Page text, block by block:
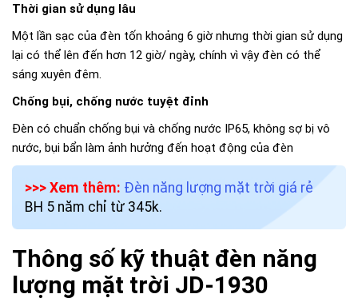
Thời gian sử dụng lâu
Một lần sạc của đèn tốn khoảng 6 giờ nhưng thời gian sử dụng
lại có thể lên đến hơn 12 giờ/ ngày, chính vì vậy đèn có thể
sáng xuyên đêm.
Chống bụi, chống nước tuyệt đỉnh
Đèn có chuẩn chống bụi và chống nước IP65, không sợ bị vô
nước, bụi bẩn làm ảnh hưởng đến hoạt động của đèn
>>> Xem thêm: Đèn năng lượng mặt trời giá rẻ
BH 5 năm chỉ từ 345k.
Thông số kỹ thuật đèn năng
lượng mặt trời JD-1930